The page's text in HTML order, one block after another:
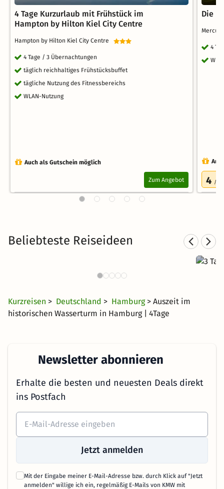
4 Tage Kurzurlaub mit Frühstück im
Hampton by Hilton Kiel City Centre
Hampton by Hilton Kiel City Centre
4 Tage / 3 Übernachtungen
täglich reichhaltiges Frühstücksbuffet
tägliche Nutzung des Fitnessbereichs
WLAN-Nutzung
Auch als Gutschein möglich
Zum Angebot
Die
4
4 /5.0
Beliebteste Reiseideen
Städtereisen nach Hamburg 3
Kurzreisen > Deutschland > Hamburg > Auszeit im
historischen Wasserturm in Hamburg | 4Tage
Newsletter abonnieren
Erhalte die besten und neuesten Deals direkt
ins Postfach
Jetzt anmelden
Mit der Eingabe meiner E-Mail-Adresse bzw. durch Klick auf "Jetzt
anmelden" willige ich ein, regelmäßig E-Mails von KMW mit